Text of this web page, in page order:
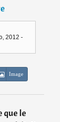
2012 -
Image
que le